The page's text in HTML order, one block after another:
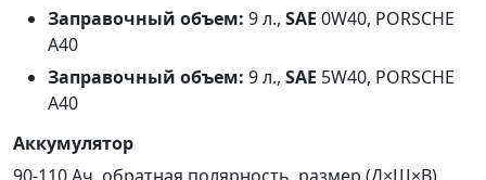
Заправочный объем: 9 л., SAE 0W40, PORSCHE
А40
Заправочный объем: 9 л., SAE 5W40, PORSCHE
А40
Аккумулятор